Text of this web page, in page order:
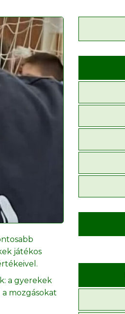
játékos
a gyerekek
mozgásokat